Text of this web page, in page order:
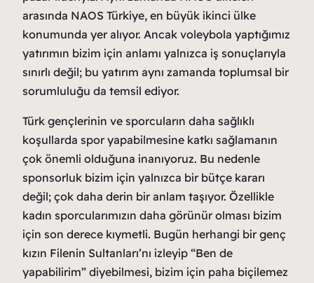
arasında NAOS Türkiye, en büyük ikinci ülke
konumunda yer alıyor. Ancak voleybola yaptığımız
yatırımın bizim için anlamı yalnızca iş sonuçlarıyla
sınırlı değil; bu yatırım aynı zamanda toplumsal bir
sorumluluğu da temsil ediyor.
Türk gençlerinin ve sporcuların daha sağlıklı
koşullarda spor yapabilmesine katkı sağlamanın
çok önemli olduğuna inanıyoruz. Bu nedenle
sponsorluk bizim için yalnızca bir bütçe kararı
değil; çok daha derin bir anlam taşıyor. Özellikle
kadın sporcularımızın daha görünür olması bizim
için son derece kıymetli. Bugün herhangi bir genç
kızın Filenin Sultanları’nı izleyip “Ben de
yapabilirim” diyebilmesi, bizim için paha biçilemez